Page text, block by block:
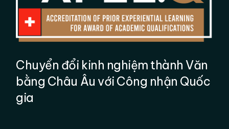
Chuyển đổi kinh nghiệm thành Văn
bằng Châu Âu với Công nhận Quốc
gia